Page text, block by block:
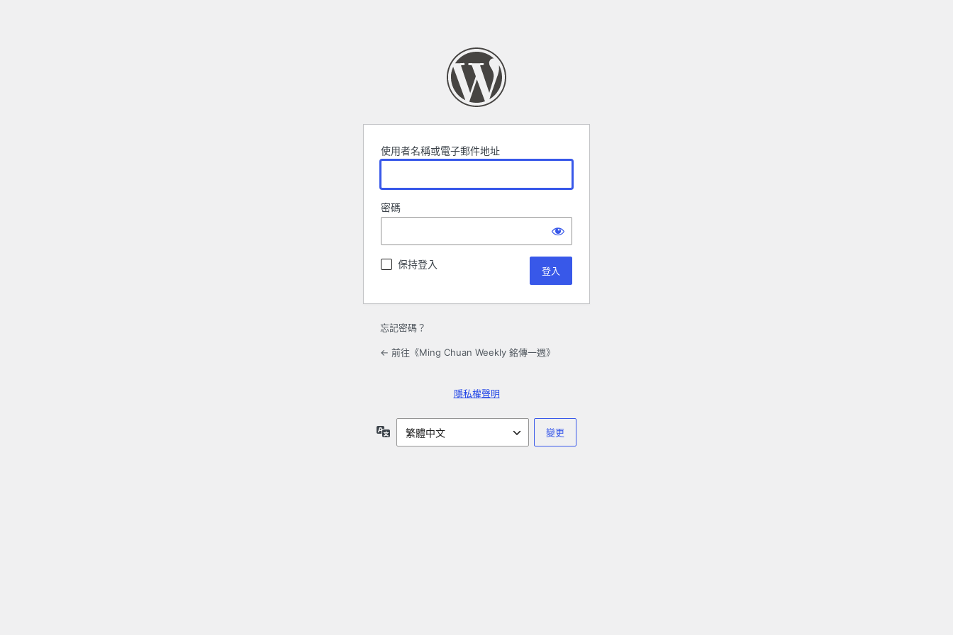
使用者名稱或電子郵件地址
密碼
保持登入
忘記密碼？
← 前往《Ming Chuan Weekly 銘傳一週》
隱私權聲明
言